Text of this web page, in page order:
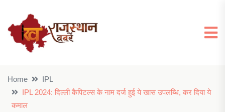
Home
IPL
IPL 2024: दिल्ली कैपिटल्स के नाम दर्ज हुई ये खास उपलब्धि, कर दिया ये
कमाल